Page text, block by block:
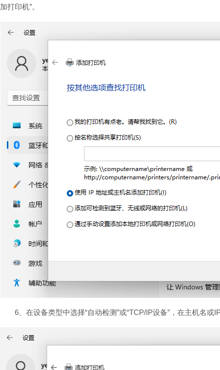
加打印机”。
6、在设备类型中选择“自动检测”或“TCP/IP设备”，在主机名或